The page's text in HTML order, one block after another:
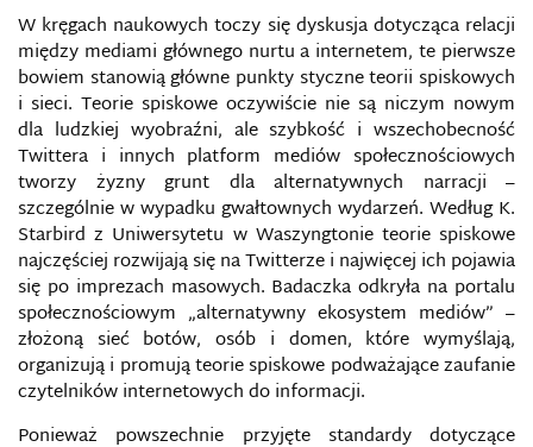
W kręgach naukowych toczy się dyskusja dotycząca relacji
między mediami głównego nurtu a internetem, te pierwsze
bowiem stanowią główne punkty styczne teorii spiskowych
i sieci. Teorie spiskowe oczywiście nie są niczym nowym
dla ludzkiej wyobraźni, ale szybkość i wszechobecność
Twittera i innych platform mediów społecznościowych
tworzy żyzny grunt dla alternatywnych narracji –
szczególnie w wypadku gwałtownych wydarzeń. Według K.
Starbird z Uniwersytetu w Waszyngtonie teorie spiskowe
najczęściej rozwijają się na Twitterze i najwięcej ich pojawia
się po imprezach masowych. Badaczka odkryła na portalu
społecznościowym „alternatywny ekosystem mediów” –
złożoną sieć botów, osób i domen, które wymyślają,
organizują i promują teorie spiskowe podważające zaufanie
czytelników internetowych do informacji.
Ponieważ powszechnie przyjęte standardy dotyczące